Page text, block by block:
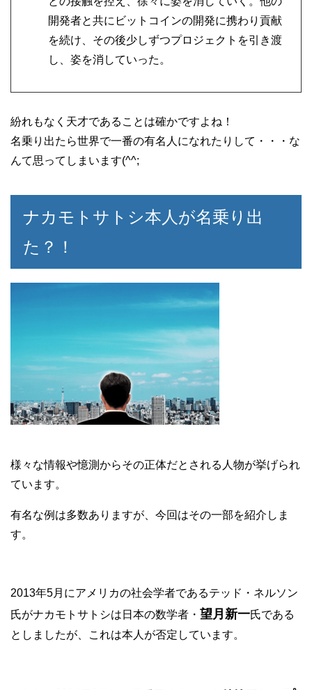
開発者と共にビットコインの開発に携わり貢献
を続け、その後少しずつプロジェクトを引き渡
し、姿を消していった。
紛れもなく天才であることは確かですよね！
名乗り出たら世界で一番の有名人になれたりして・・・な
んて思ってしまいます(^^;
ナカモトサトシ本人が名乗り出
た？！
様々な情報や憶測からその正体だとされる人物が挙げられ
ています。
有名な例は多数ありますが、今回はその一部を紹介しま
す。
2013年5月にアメリカの社会学者であるテッド・ネルソン
氏がナカモトサトシは日本の数学者・ 望月新一氏である
としましたが、これは本人が否定しています。